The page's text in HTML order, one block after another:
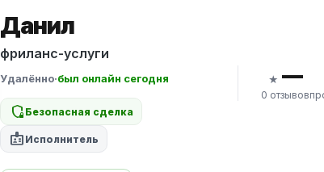
Данил
фриланс-услуги
Удалённо·был онлайн сегодня
shield_locked Безопасная сделка
badge Исполнитель
★ —
0 отзывов